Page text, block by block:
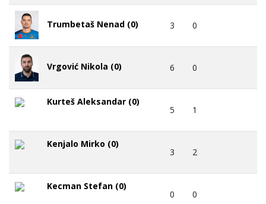
Trumbetaš Nenad (0) 3 0
Vrgović Nikola (0) 6 0
Kurteš Aleksandar (0)
5 1
Kenjalo Mirko (0)
3 2
Kecman Stefan (0)
0 0